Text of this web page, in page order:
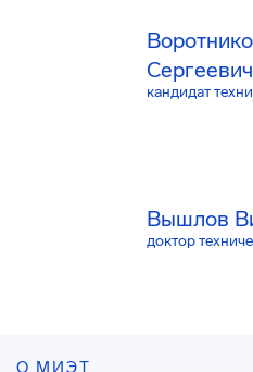
Сергеевич
кандидат
Вышлов
доктор
О МИЭТ